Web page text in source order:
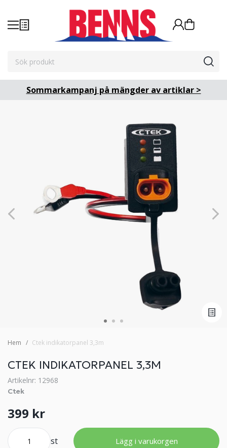
Sommarkampanj på mängder av artiklar >
Hem Ctek indikatorpanel 3,3m
CTEK INDIKATORPANEL 3,3M
Artikelnr: 12968
Ctek
399 kr
st Lägg i varukorgen